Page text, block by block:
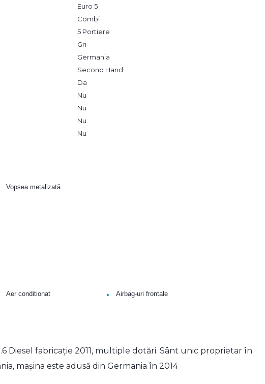
Euro 5
Combi
5 Portiere
Gri
Germania
Second Hand
Da
Nu
Nu
Nu
Nu
Vopsea metalizată
Aer conditionat • Airbag-uri frontale
Diesel fabricație 2011, multiple dotări. Sânt unic proprietar în
mașina este adusă din Germania în 2014